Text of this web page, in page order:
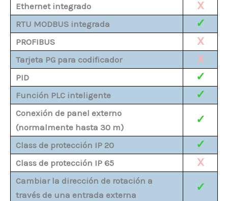
Ethernet integrado X
RTU MODBUS integrada ✓
PROFIBUS X
Tarjeta PG para codificador X
PID ✓
Función PLC inteligente ✓
Conexión de panel externo
(normalmente hasta 30 m)
✓
Class de protección IP 20 ✓
Class de protección IP 65 X
Cambiar la dirección de rotación a
través de una entrada externa
✓